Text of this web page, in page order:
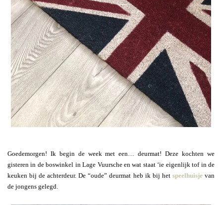
Goedemorgen! Ik begin de week met een… deurmat! Deze kochten we
gisteren in de boswinkel in Lage Vuursche en wat staat ‘ie eigenlijk tof in de
keuken bij de achterdeur. De “oude” deurmat heb ik bij het speelhuisjevan
de jongens gelegd.